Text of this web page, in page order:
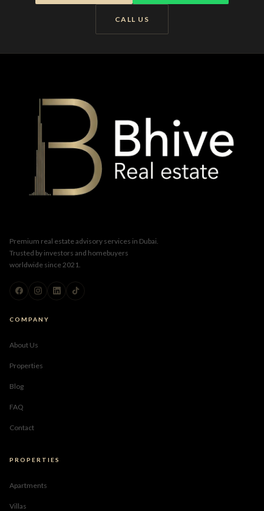
CALL US
Premium real estate advisory services in Dubai.
Trusted by investors and homebuyers
worldwide since 2021.
COMPANY
About Us
Properties
Blog
FAQ
Contact
PROPERTIES
Apartments
Villas